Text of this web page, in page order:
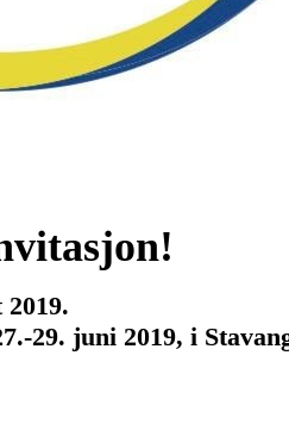
2019.
29. juni 2019, i